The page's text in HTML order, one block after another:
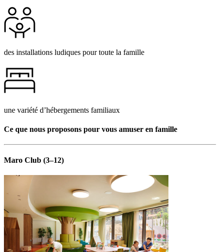
des installations ludiques pour toute la famille
une variété d’hébergements familiaux
Ce que nous proposons pour vous amuser en famille
Maro Club (3–12)